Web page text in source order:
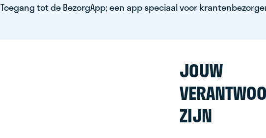
Toegang tot de BezorgApp; een app speciaal voor
JOUW
ZIJN